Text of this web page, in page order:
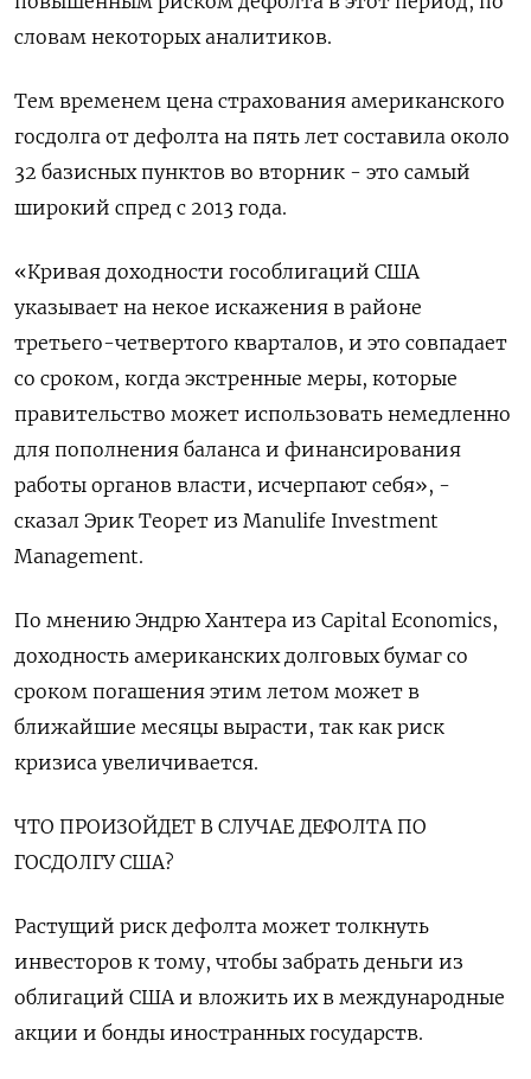
словам некоторых аналитиков.
Тем временем цена страхования американского
госдолга от дефолта на пять лет составила около
32 базисных пунктов во вторник - это самый
широкий спред с 2013 года.
«Кривая доходности гособлигаций США
указывает на некое искажения в районе
третьего-четвертого кварталов, и это совпадает
со сроком, когда экстренные меры, которые
правительство может использовать немедленно
для пополнения баланса и финансирования
работы органов власти, исчерпают себя», -
сказал Эрик Теорет из Manulife Investment
Management.
По мнению Эндрю Хантера из Capital Economics,
доходность американских долговых бумаг со
сроком погашения этим летом может в
ближайшие месяцы вырасти, так как риск
кризиса увеличивается.
ЧТО ПРОИЗОЙДЕТ В СЛУЧАЕ ДЕФОЛТА ПО
ГОСДОЛГУ США?
Растущий риск дефолта может толкнуть
инвесторов к тому, чтобы забрать деньги из
облигаций США и вложить их в международные
акции и бонды иностранных государств.